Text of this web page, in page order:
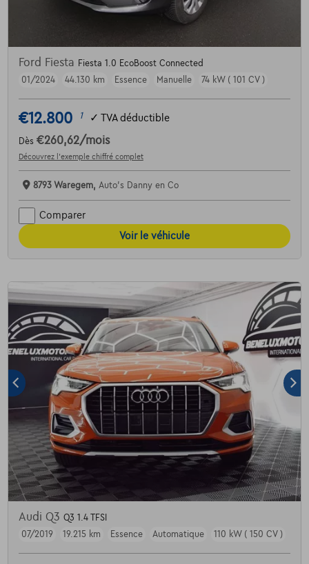
Ford Fiesta Fiesta 1.0 EcoBoost Connected
01/2024
44.130 km Essence Manuelle 74 kW ( 101 CV )
€12.800 1 ✓ TVA déductible
Dès €260,62/mois
Découvrez l’exemple chiffré complet
8793 Waregem, Auto's Danny en Co
Comparer
Voir le véhicule
Audi Q3 Q3 1.4 TFSI
07/2019
19.215 km Essence Automatique 110 kW ( 150 CV )